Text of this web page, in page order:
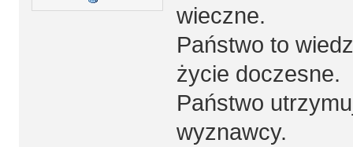
wieczne.
Państwo to
życie doczesne.
Państwo
wyznawcy.